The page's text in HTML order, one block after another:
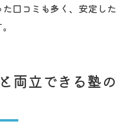
口コミも多く、安定した
両立できる塾の